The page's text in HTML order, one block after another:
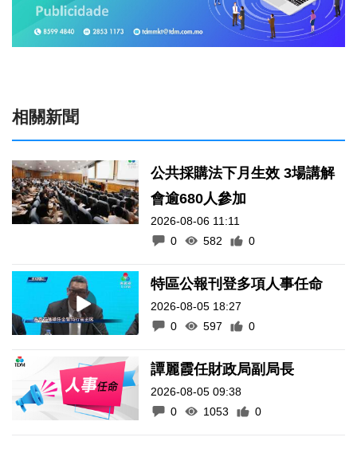
相關新聞
公共採購法下月生效 3場講解
會逾680人參加
2026-08-06 11:11
0
582 0
特區公報刊登多項人事任命
2026-08-05 18:27
0
597 0
譚麗霞任財政局副局長
2026-08-05 09:38
0
1053 0